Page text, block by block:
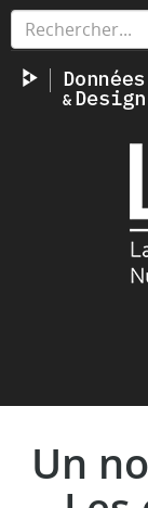
Aller
principal
Un
Panneau de